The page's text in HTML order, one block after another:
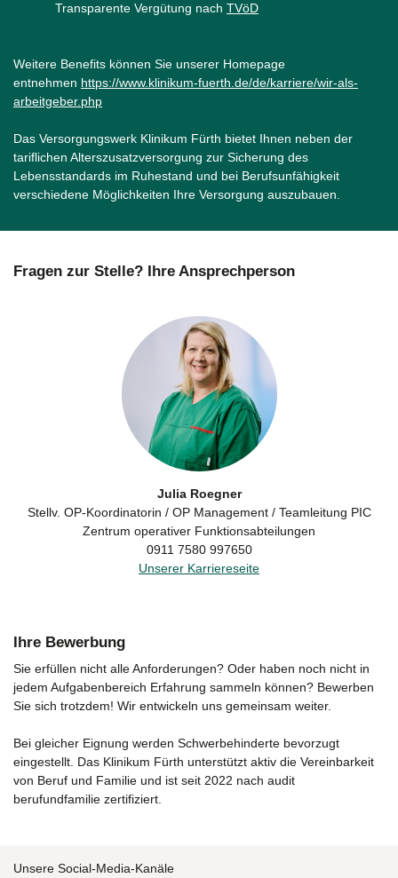
Transparente Vergütung nach TVöD
Weitere Benefits können Sie unserer Homepage
entnehmen https://www.klinikum-fuerth.de/de/karriere/wir-als-
arbeitgeber.php
Das Versorgungswerk Klinikum Fürth bietet Ihnen neben der
tariflichen Alterszusatzversorgung zur Sicherung des
Lebensstandards im Ruhestand und bei Berufsunfähigkeit
verschiedene Möglichkeiten Ihre Versorgung auszubauen.
Fragen zur Stelle? Ihre Ansprechperson
Julia Roegner
Stellv. OP-Koordinatorin / OP Management / Teamleitung PIC
Zentrum operativer Funktionsabteilungen
0911 7580 997650
Unserer Karriereseite
Ihre Bewerbung
Sie erfüllen nicht alle Anforderungen? Oder haben noch nicht in
jedem Aufgabenbereich Erfahrung sammeln können? Bewerben
Sie sich trotzdem! Wir entwickeln uns gemeinsam weiter.
Bei gleicher Eignung werden Schwerbehinderte bevorzugt
eingestellt. Das Klinikum Fürth unterstützt aktiv die Vereinbarkeit
von Beruf und Familie und ist seit 2022 nach audit
berufundfamilie zertifiziert.
Unsere Social-Media-Kanäle